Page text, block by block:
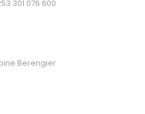
301 076 600
Berengier